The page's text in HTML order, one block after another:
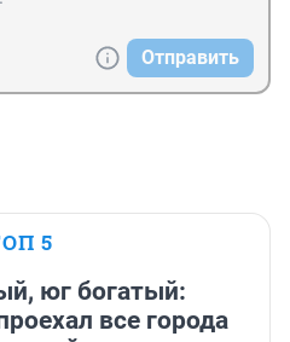
Отправить
5
юг богатый:
все города